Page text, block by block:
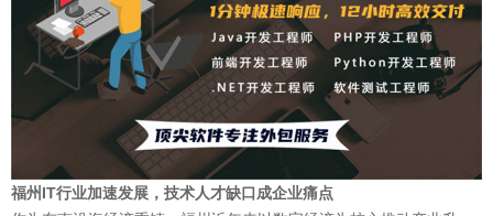
福州IT行业加速发展，技术人才缺口成企业痛点